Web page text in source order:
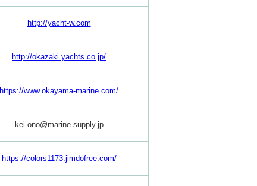
http://yacht-w.com
http://okazaki.yachts.co.jp/
https://www.okayama-marine.com/
kei.ono@marine-supply.jp
https://colors1173.jimdofree.com/